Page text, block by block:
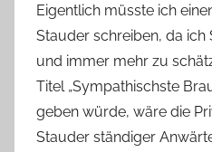
Eigentlich müsste ich
Stauder schreiben, da ich
und immer mehr zu
Titel „Sympathischste
geben würde, wäre die
Stauder ständiger